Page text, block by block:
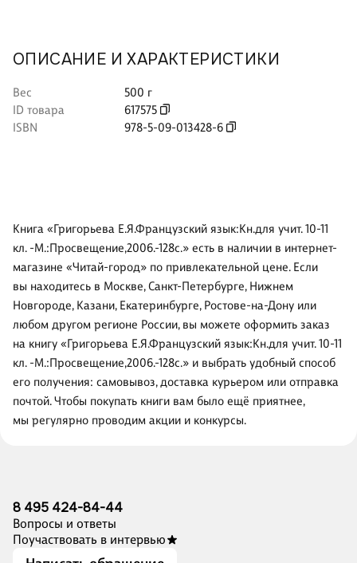
ОПИСАНИЕ И ХАРАКТЕРИСТИКИ
Вес
500 г
ID товара
617575
ISBN
978-5-09-013428-6
Книга «Григорьева Е.Я.Французский язык:Кн.для учит. 10-11
кл. -М.:Просвещение,2006.-128с.» есть в наличии в интернет-
магазине «Читай-город» по привлекательной цене. Если
вы находитесь в Москве, Санкт-Петербурге, Нижнем
Новгороде, Казани, Екатеринбурге, Ростове-на-Дону или
любом другом регионе России, вы можете оформить заказ
на книгу «Григорьева Е.Я.Французский язык:Кн.для учит. 10-11
кл. -М.:Просвещение,2006.-128с.» и выбрать удобный способ
его получения: самовывоз, доставка курьером или отправка
почтой. Чтобы покупать книги вам было ещё приятнее,
мы регулярно проводим акции и конкурсы.
8 495 424-84-44
Вопросы и ответы
Поучаствовать в интервью